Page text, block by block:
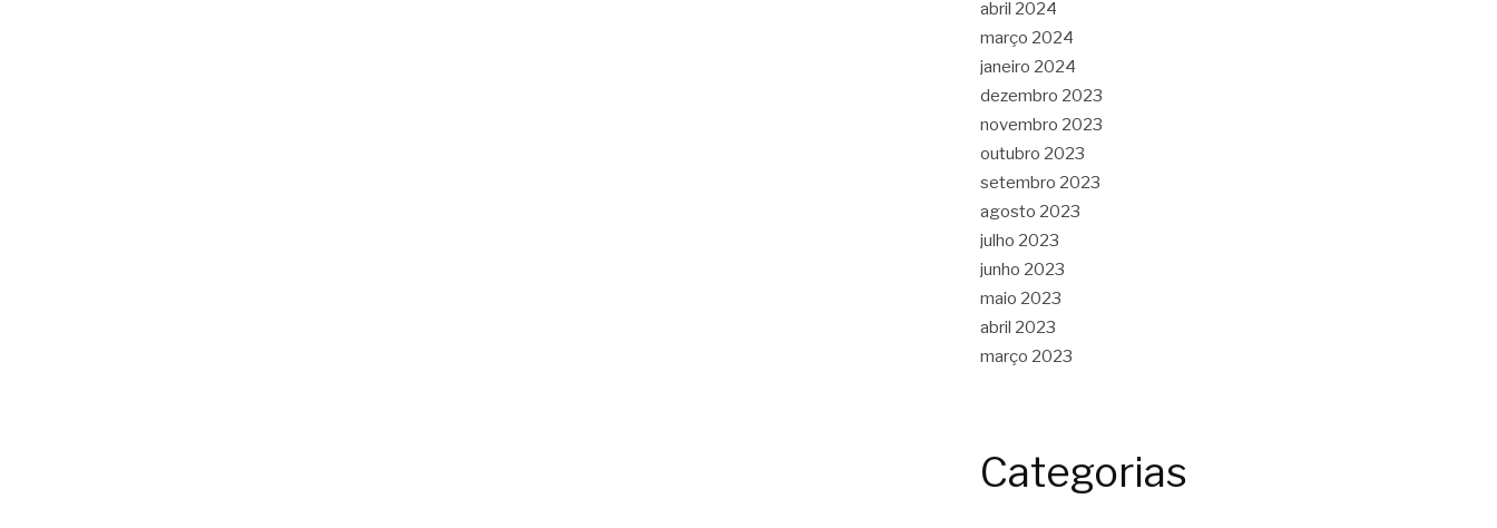
abril 2024
março 2024
janeiro 2024
dezembro 2023
novembro 2023
outubro 2023
setembro 2023
agosto 2023
julho 2023
junho 2023
maio 2023
abril 2023
março 2023
Categorias